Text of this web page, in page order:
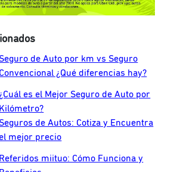
Seguro de Auto por km vs Seguro
Convencional ¿Qué diferencias hay?
es el Mejor Seguro de Auto por
Kilómetro?
Seguros de Autos: Cotiza y Encuentra
mejor precio
Referidos miituo: Cómo Funciona y